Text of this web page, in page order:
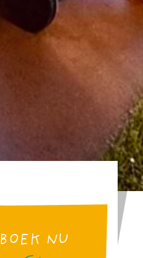
BOEK NU